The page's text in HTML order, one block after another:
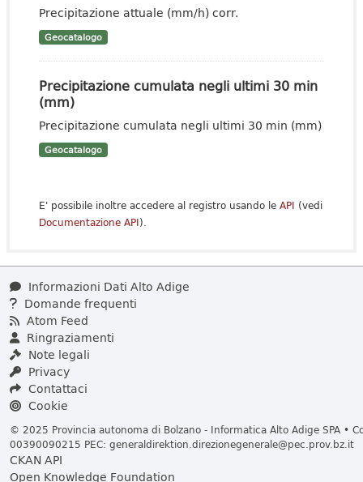
Precipitazione attuale (mm/h) corr.
Geocatalogo
Precipitazione cumulata negli ultimi 30 min
(mm)
Precipitazione cumulata negli ultimi 30 min (mm)
Geocatalogo
E' possibile inoltre accedere al registro usando le API (vedi
Documentazione API).
Informazioni Dati Alto Adige
Domande frequenti
Atom Feed
Ringraziamenti
Note legali
Privacy
Contattaci
Cookie
© 2025 Provincia autonoma di Bolzano - Informatica Alto Adige SPA •
00390090215 PEC: generaldirektion.direzionegenerale@pec.prov.bz.it
CKAN API
Open Knowledge Foundation